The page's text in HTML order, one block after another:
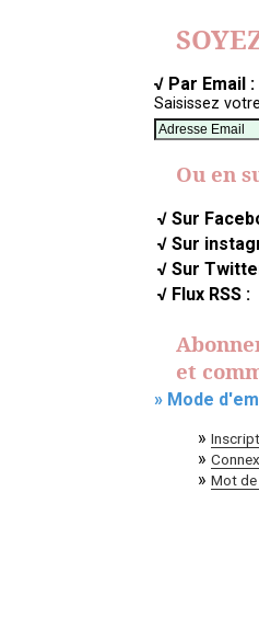
√ Par Email :
Saisissez
Ou en
√ Sur
√ Sur
√ Sur
√ Flux RSS :
et
» Mode
»
»
» Mot de